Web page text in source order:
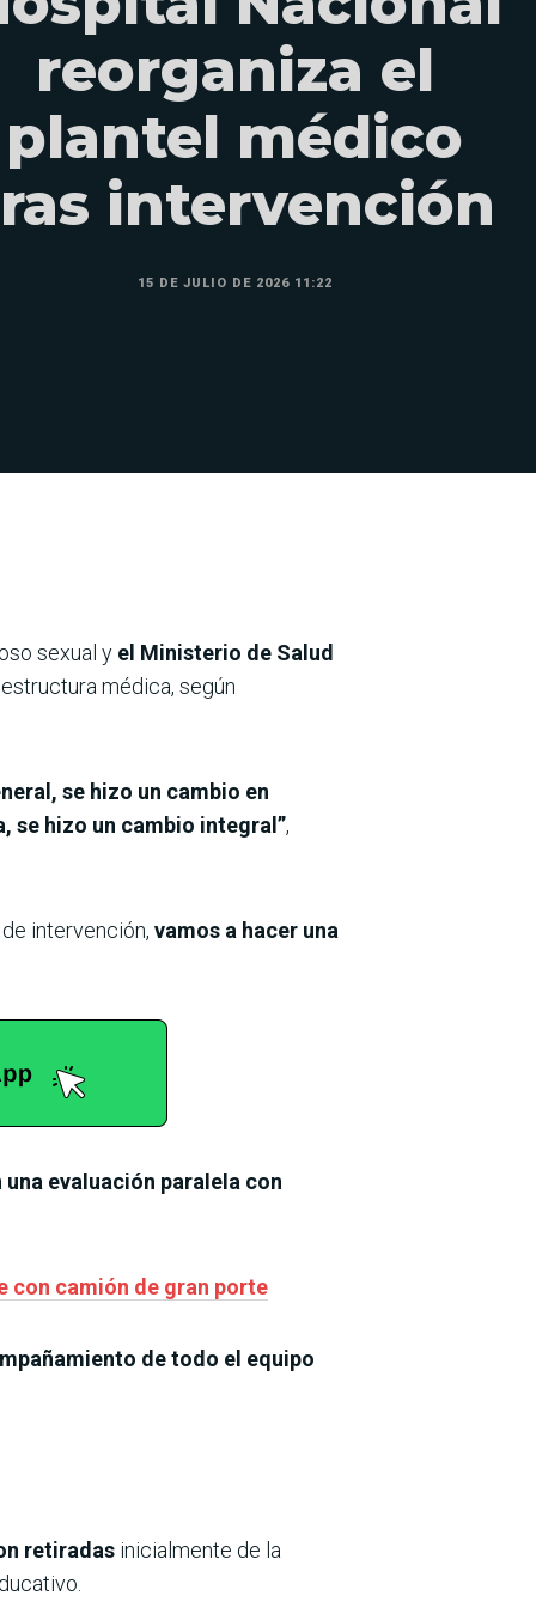
reorganiza el
plantel médico
intervención
15 DE JULIO DE 2026 11:22
sexual y el Ministerio de Salud
médica, según
se hizo un cambio en
se hizo un cambio integral”,
intervención, vamos a hacer una
evaluación paralela con
con camión de gran porte
de todo el equipo
retiradas inicialmente de la